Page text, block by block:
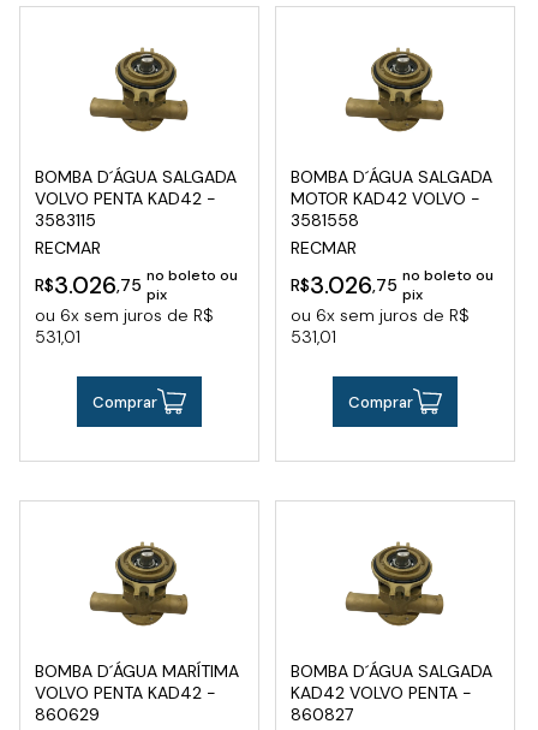
BOMBA D´ÁGUA SALGADA
VOLVO PENTA KAD42 -
3583115
RECMAR
R$3.026,75 no boleto ou
pix
ou 6x sem juros de R$
531,01
Comprar
BOMBA D´ÁGUA SALGADA
MOTOR KAD42 VOLVO -
3581558
RECMAR
R$3.026,75 no boleto ou
pix
ou 6x sem juros de R$
531,01
Comprar
BOMBA D´ÁGUA MARÍTIMA
VOLVO PENTA KAD42 -
860629
BOMBA D´ÁGUA SALGADA
KAD42 VOLVO PENTA -
860827